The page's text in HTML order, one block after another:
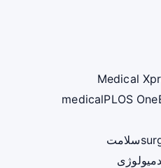
Medical
medicalPLOS One
سلامت